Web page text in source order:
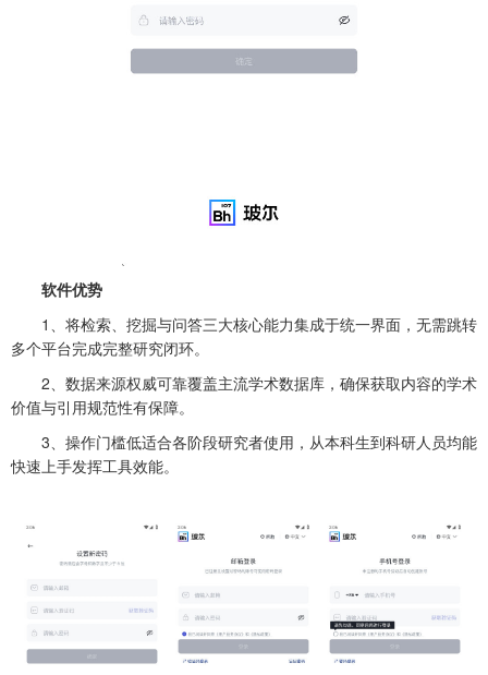
软件优势
1、将检索、挖掘与问答三大核心能力集成于统一界面，无需跳转
多个平台完成完整研究闭环。
2、数据来源权威可靠覆盖主流学术数据库，确保获取内容的学术
价值与引用规范性有保障。
3、操作门槛低适合各阶段研究者使用，从本科生到科研人员均能
快速上手发挥工具效能。